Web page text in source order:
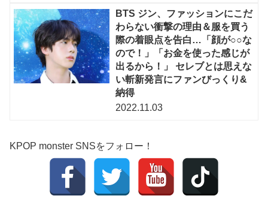
BTS ジン、ファッションにこだ
わらない衝撃の理由＆服を買う
際の着眼点を告白…「顔が○○な
ので！」「お金を使った感じが
出るから！」 セレブとは思えな
い斬新発言にファンびっくり&
納得
2022.11.03
KPOP monster SNSをフォロー！